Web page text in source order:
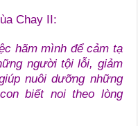
Chay II:
hãm mình để cảm tạ
người tội lỗi, giảm
nuôi dưỡng những
biết noi theo lòng